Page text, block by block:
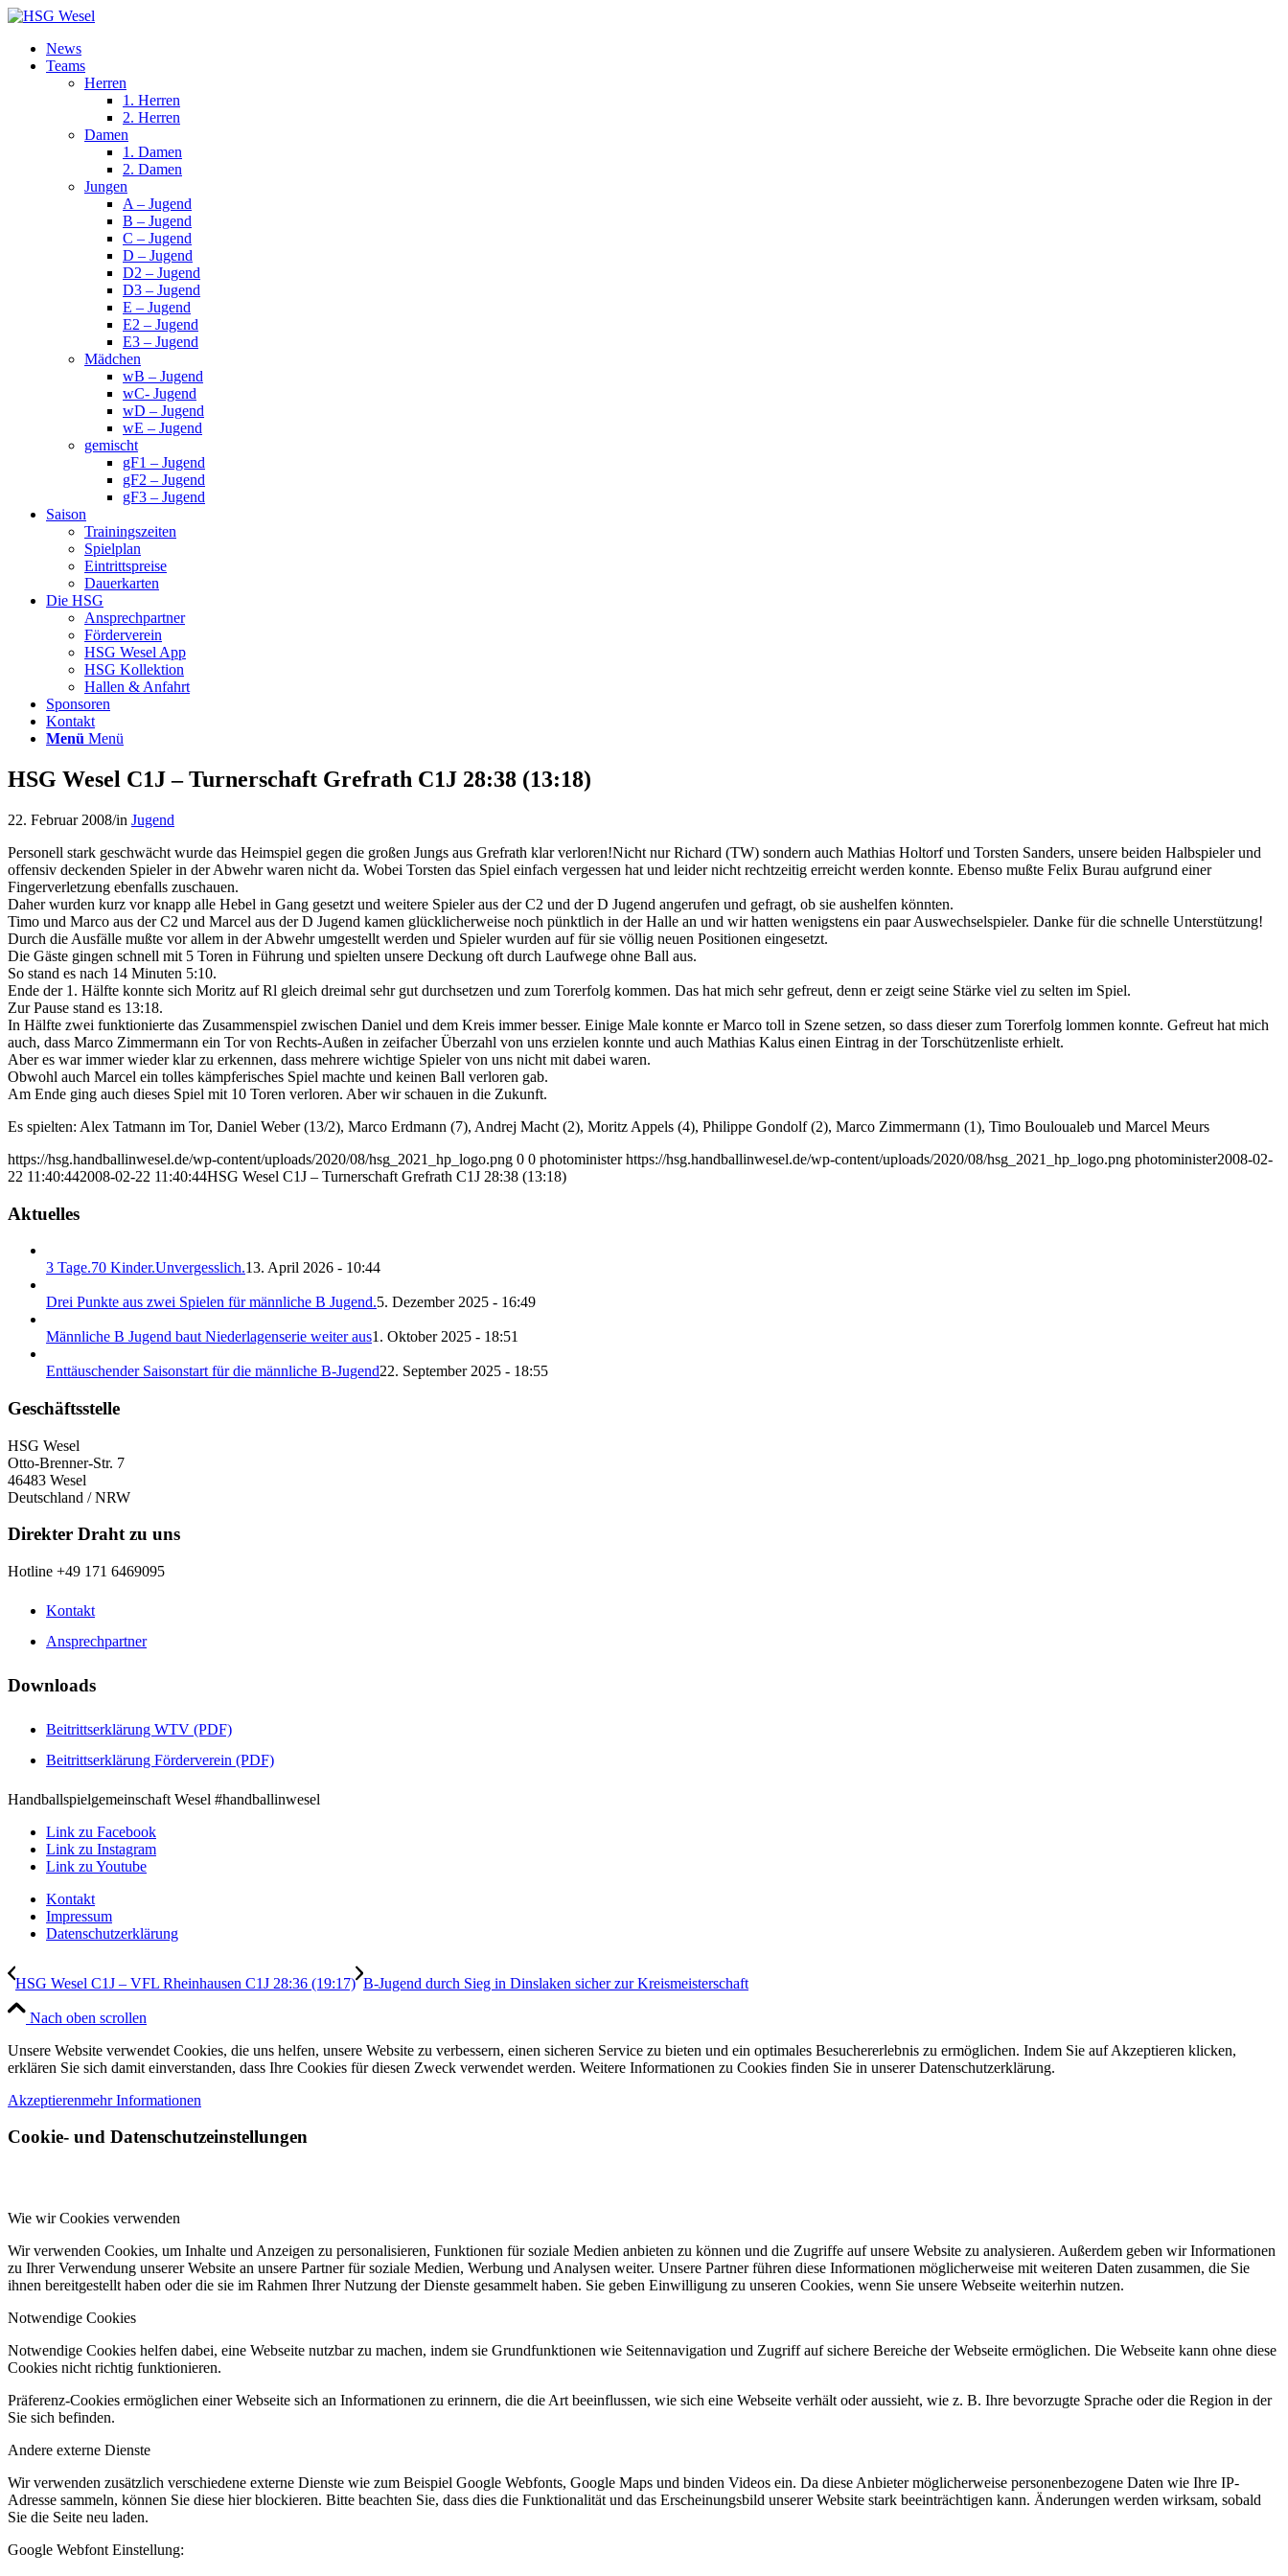
News
Teams
Herren
1. Herren
2. Herren
Damen
1. Damen
2. Damen
Jungen
A – Jugend
B – Jugend
C – Jugend
D – Jugend
D2 – Jugend
D3 – Jugend
E – Jugend
E2 – Jugend
E3 – Jugend
Mädchen
wB – Jugend
wC- Jugend
wD – Jugend
wE – Jugend
gemischt
gF1 – Jugend
gF2 – Jugend
gF3 – Jugend
Saison
Trainingszeiten
Spielplan
Eintrittspreise
Dauerkarten
Die HSG
Ansprechpartner
Förderverein
HSG Wesel App
HSG Kollektion
Hallen & Anfahrt
Sponsoren
Kontakt
Menü Menü
HSG Wesel C1J – Turnerschaft Grefrath C1J 28:38 (13:18)
22. Februar 2008/in Jugend
Personell stark geschwächt wurde das Heimspiel gegen die großen Jungs aus Grefrath klar verloren!Nicht nur Richard (TW) sondern auch Mathias Holtorf und Torsten Sanders, unsere beiden Halbspieler und
offensiv deckenden Spieler in der Abwehr waren nicht da. Wobei Torsten das Spiel einfach vergessen hat und leider nicht rechtzeitig erreicht werden konnte. Ebenso mußte Felix Burau aufgrund einer
Fingerverletzung ebenfalls zuschauen.
Daher wurden kurz vor knapp alle Hebel in Gang gesetzt und weitere Spieler aus der C2 und der D Jugend angerufen und gefragt, ob sie aushelfen könnten.
Timo und Marco aus der C2 und Marcel aus der D Jugend kamen glücklicherweise noch pünktlich in der Halle an und wir hatten wenigstens ein paar Auswechselspieler. Danke für die schnelle Unterstützung!
Durch die Ausfälle mußte vor allem in der Abwehr umgestellt werden und Spieler wurden auf für sie völlig neuen Positionen eingesetzt.
Die Gäste gingen schnell mit 5 Toren in Führung und spielten unsere Deckung oft durch Laufwege ohne Ball aus.
So stand es nach 14 Minuten 5:10.
Ende der 1. Hälfte konnte sich Moritz auf Rl gleich dreimal sehr gut durchsetzen und zum Torerfolg kommen. Das hat mich sehr gefreut, denn er zeigt seine Stärke viel zu selten im Spiel.
Zur Pause stand es 13:18.
In Hälfte zwei funktionierte das Zusammenspiel zwischen Daniel und dem Kreis immer besser. Einige Male konnte er Marco toll in Szene setzen, so dass dieser zum Torerfolg lommen konnte. Gefreut hat mich
auch, dass Marco Zimmermann ein Tor von Rechts-Außen in zeifacher Überzahl von uns erzielen konnte und auch Mathias Kalus einen Eintrag in der Torschützenliste erhielt.
Aber es war immer wieder klar zu erkennen, dass mehrere wichtige Spieler von uns nicht mit dabei waren.
Obwohl auch Marcel ein tolles kämpferisches Spiel machte und keinen Ball verloren gab.
Am Ende ging auch dieses Spiel mit 10 Toren verloren. Aber wir schauen in die Zukunft.
Es spielten: Alex Tatmann im Tor, Daniel Weber (13/2), Marco Erdmann (7), Andrej Macht (2), Moritz Appels (4), Philippe Gondolf (2), Marco Zimmermann (1), Timo Bouloualeb und Marcel Meurs
https://hsg.handballinwesel.de/wp-content/uploads/2020/08/hsg_2021_hp_logo.png 0 0 photominister https://hsg.handballinwesel.de/wp-content/uploads/2020/08/hsg_2021_hp_logo.png photominister2008-02-
22 11:40:442008-02-22 11:40:44HSG Wesel C1J – Turnerschaft Grefrath C1J 28:38 (13:18)
Aktuelles
3 Tage.70 Kinder.Unvergesslich.13. April 2026 - 10:44
Drei Punkte aus zwei Spielen für männliche B Jugend.5. Dezember 2025 - 16:49
Männliche B Jugend baut Niederlagenserie weiter aus1. Oktober 2025 - 18:51
Enttäuschender Saisonstart für die männliche B-Jugend22. September 2025 - 18:55
Geschäftsstelle
HSG Wesel
Otto-Brenner-Str. 7
46483 Wesel
Deutschland / NRW
Direkter Draht zu uns
Hotline +49 171 6469095
Kontakt
Ansprechpartner
Downloads
Beitrittserklärung WTV (PDF)
Beitrittserklärung Förderverein (PDF)
Handballspielgemeinschaft Wesel #handballinwesel
Link zu Facebook
Link zu Instagram
Link zu Youtube
Kontakt
Impressum
Datenschutzerklärung
HSG Wesel C1J – VFL Rheinhausen C1J 28:36 (19:17) B-Jugend durch Sieg in Dinslaken sicher zur Kreismeisterschaft
Nach oben scrollen
Unsere Website verwendet Cookies, die uns helfen, unsere Website zu verbessern, einen sicheren Service zu bieten und ein optimales Besuchererlebnis zu ermöglichen. Indem Sie auf Akzeptieren klicken,
erklären Sie sich damit einverstanden, dass Ihre Cookies für diesen Zweck verwendet werden. Weitere Informationen zu Cookies finden Sie in unserer Datenschutzerklärung.
Akzeptierenmehr Informationen
Cookie- und Datenschutzeinstellungen
Wie wir Cookies verwenden
Wir verwenden Cookies, um Inhalte und Anzeigen zu personalisieren, Funktionen für soziale Medien anbieten zu können und die Zugriffe auf unsere Website zu analysieren. Außerdem geben wir Informationen
zu Ihrer Verwendung unserer Website an unsere Partner für soziale Medien, Werbung und Analysen weiter. Unsere Partner führen diese Informationen möglicherweise mit weiteren Daten zusammen, die Sie
ihnen bereitgestellt haben oder die sie im Rahmen Ihrer Nutzung der Dienste gesammelt haben. Sie geben Einwilligung zu unseren Cookies, wenn Sie unsere Webseite weiterhin nutzen.
Notwendige Cookies
Notwendige Cookies helfen dabei, eine Webseite nutzbar zu machen, indem sie Grundfunktionen wie Seitennavigation und Zugriff auf sichere Bereiche der Webseite ermöglichen. Die Webseite kann ohne diese
Cookies nicht richtig funktionieren.
Präferenz-Cookies ermöglichen einer Webseite sich an Informationen zu erinnern, die die Art beeinflussen, wie sich eine Webseite verhält oder aussieht, wie z. B. Ihre bevorzugte Sprache oder die Region in der
Sie sich befinden.
Andere externe Dienste
Wir verwenden zusätzlich verschiedene externe Dienste wie zum Beispiel Google Webfonts, Google Maps und binden Videos ein. Da diese Anbieter möglicherweise personenbezogene Daten wie Ihre IP-
Adresse sammeln, können Sie diese hier blockieren. Bitte beachten Sie, dass dies die Funktionalität und das Erscheinungsbild unserer Website stark beeinträchtigen kann. Änderungen werden wirksam, sobald
Sie die Seite neu laden.
Google Webfont Einstellung: